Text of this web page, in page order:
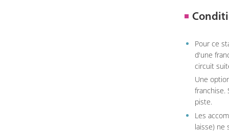
Pour ce
d'une
circuit
Une
franchise.
piste.
Les
laisse) ne